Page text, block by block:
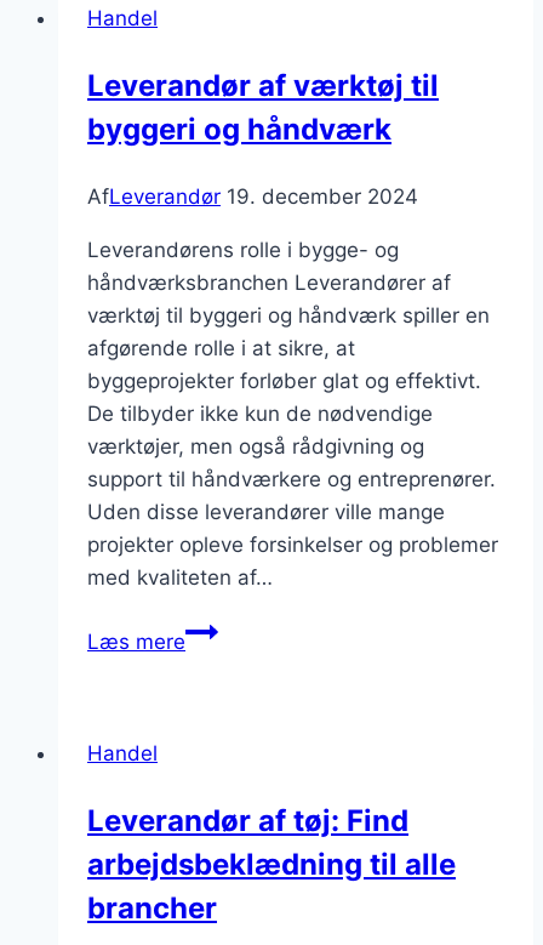
de
hjælpe
at
din
virksomhed?
Handel
Leverandør af værktøj til
byggeri og håndværk
AfLeverandør 19. december 2024
Leverandørens rolle i bygge- og
håndværksbranchen Leverandører af
værktøj til byggeri og håndværk spiller en
afgørende rolle i at sikre, at
byggeprojekter forløber glat og effektivt.
De tilbyder ikke kun de nødvendige
værktøjer, men også rådgivning og
support til håndværkere og entreprenører.
Uden disse leverandører ville mange
projekter opleve forsinkelser og problemer
med kvaliteten af…
Læs mereLeverandør
håndværk
Handel
Leverandør af tøj: Find
arbejdsbeklædning til alle
brancher